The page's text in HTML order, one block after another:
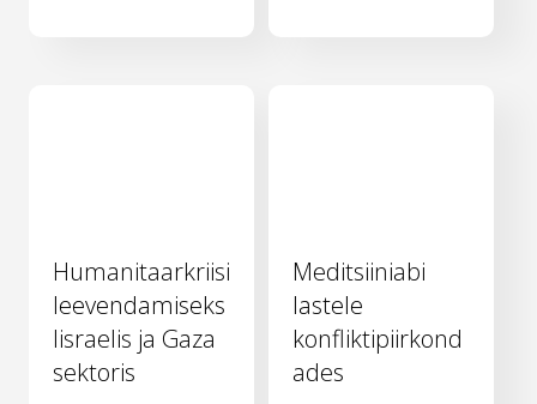
Humanitaarkriisi
leevendamiseks
Iisraelis ja Gaza
sektoris
Meditsiiniabi
lastele
konfliktipiirkond
ades